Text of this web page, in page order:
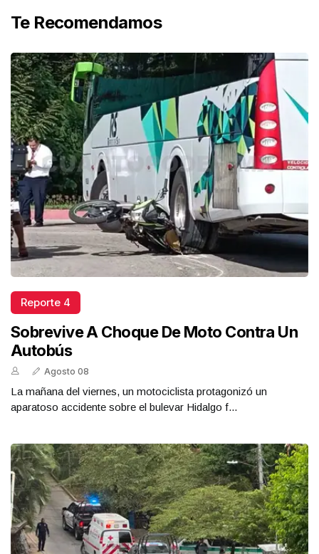
Te Recomendamos
Reporte 4
Sobrevive A Choque De Moto Contra Un
Autobús
Agosto 08
La mañana del viernes, un motociclista protagonizó un
aparatoso accidente sobre el bulevar Hidalgo f...